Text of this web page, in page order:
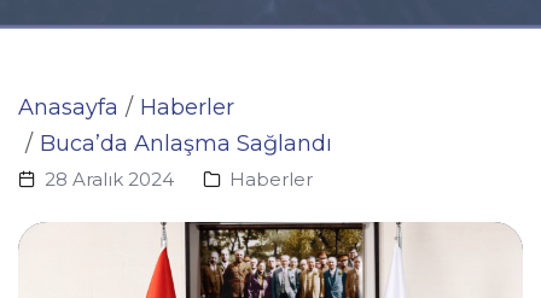
Anasayfa
Haberler
Buca’da Anlaşma Sağlandı
28 Aralık 2024 Haberler